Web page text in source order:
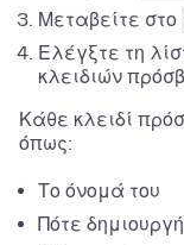
Μεταβείτε στο
Ελέγξτε τη
κλειδιών
Κάθε κλειδί
όπως:
Το όνομά του
Πότε